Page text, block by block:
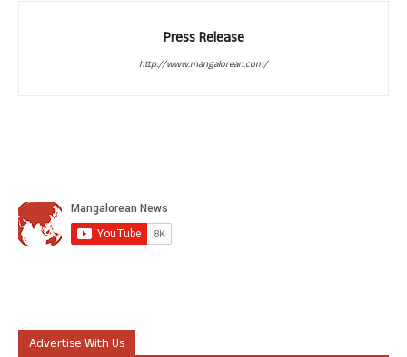
Press Release
http://www.mangalorean.com/
Advertise With Us